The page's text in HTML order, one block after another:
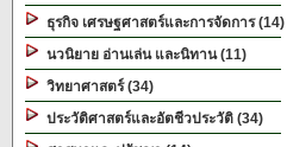
ธุรกิจ เศรษฐศาสตร์และการจัดการ (14)
นวนิยาย อ่านเล่น และนิทาน (11)
วิทยาศาสตร์ (34)
ประวัติศาสตร์และอัตชีวประวัติ (34)